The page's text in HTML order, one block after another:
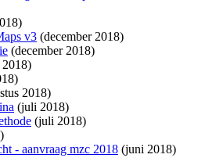
v3 (december 2018)
(december 2018)
2018)
2018)
(juli 2018)
(juli 2018)
- aanvraag mzc 2018 (juni 2018)